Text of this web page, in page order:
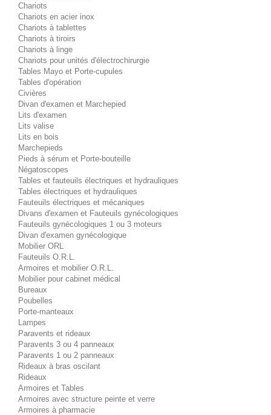
Chariots
Chariots en acier inox
Chariots à tablettes
Chariots à tiroirs
Chariots à linge
Chariots pour unités d'électrochirurgie
Tables Mayo et Porte-cupules
Tables d'opération
Civières
Divan d'examen et Marchepied
Lits d'examen
Lits valise
Lits en bois
Marchepieds
Pieds à sérum et Porte-bouteille
Négatoscopes
Tables et fauteuils électriques et hydrauliques
Tables électriques et hydrauliques
Fauteuils électriques et mécaniques
Divans d'examen et Fauteuils gynécologiques
Fauteuils gynécologiques 1 ou 3 moteurs
Divan d'examen gynécologique
Mobilier ORL
Fauteuils O.R.L.
Armoires et mobilier O.R.L.
Mobilier pour cabinet médical
Bureaux
Poubelles
Porte-manteaux
Lampes
Paravents et rideaux
Paravents 3 ou 4 panneaux
Paravents 1 ou 2 panneaux
Rideaux à bras oscilant
Rideaux
Armoires et Tables
Armoires avec structure peinte et verre
Armoires à pharmacie